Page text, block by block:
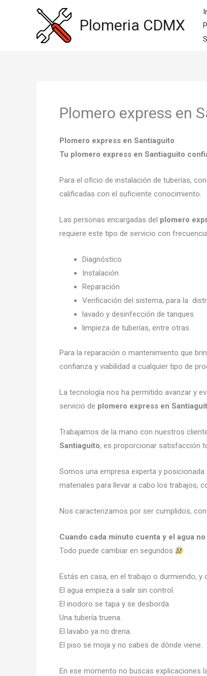
Plomeria CDMX
Plomero express en
Plomero express en Santiaguito
Tu plomero express en Santiaguito
Para el oficio de instalación de tuberías,
calificadas con el suficiente conocimiento.
Las personas encargadas del plomero
requiere este tipo de servicio con
Diagnóstico
Instalación
Reparación
Verificación del sistema, para la
lavado y desinfección de tanques
limpieza de tuberías, entre otras.
Para la reparación o mantenimiento que
confianza y viabilidad a cualquier tipo de
La tecnología nos ha permitido avanzar y
servicio de plomero express en
Trabajamos de la mano con nuestros
Santiaguito, es proporcionar satisfacción
Somos una empresa experta y
materiales para llevar a cabo los trabajos,
Nos caracterizamos por ser cumplidos,
Cuando cada minuto cuenta y el agua
Todo puede cambiar en segundos
Estás en casa, en el trabajo o durmiendo, y
El agua empieza a salir sin control.
El inodoro se tapa y se desborda.
Una tubería truena.
El lavabo ya no drena.
El piso se moja y no sabes de dónde viene.
En ese momento no buscas explicaciones